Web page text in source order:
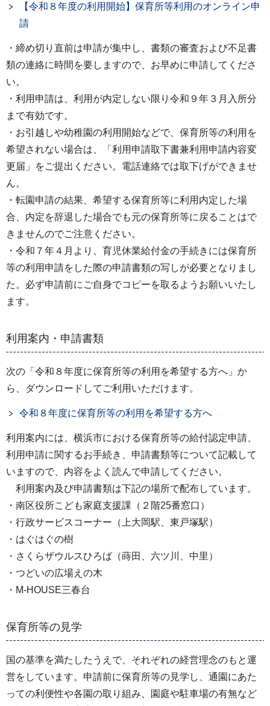
【令和８年度の利用開始】保育所等利用のオンライン申
請
・締め切り直前は申請が集中し、書類の審査および不足書
類の連絡に時間を要しますので、お早めに申請してくださ
い。
・利用申請は、利用が内定しない限り令和９年３月入所分
まで有効です。
・お引越しや幼稚園の利用開始などで、保育所等の利用を
希望されない場合は、「利用申請取下書兼利用申請内容変
更届」をご提出ください。電話連絡では取下げができませ
ん。
・転園申請の結果、希望する保育所等に利用内定した場
合、内定を辞退した場合でも元の保育所等に戻ることはで
きませんのでご注意ください。
・令和７年４月より、育児休業給付金の手続きには保育所
等の利用申請をした際の申請書類の写しが必要となりまし
た。必ず申請前にご自身でコピーを取るようお願いいたし
ます。
利用案内・申請書類
次の「令和８年度に保育所等の利用を希望する方へ」か
ら、ダウンロードしてご利用いただけます。
令和８年度に保育所等の利用を希望する方へ
利用案内には、横浜市における保育所等の給付認定申請、
利用申請に関するお手続き、申請書類等について記載して
いますので、内容をよく読んで申請してください。
利用案内及び申請書類は下記の場所で配布しています。
・南区役所こども家庭支援課（２階25番窓口）
・行政サービスコーナー（上大岡駅、東戸塚駅）
・はぐはぐの樹
・さくらザウルスひろば（蒔田、六ツ川、中里）
・つどいの広場えの木
・M-HOUSE三春台
保育所等の見学
国の基準を満たしたうえで、それぞれの経営理念のもと運
営をしています。申請前に保育所等の見学し、通園にあた
っての利便性や各園の取り組み、園庭や駐車場の有無など